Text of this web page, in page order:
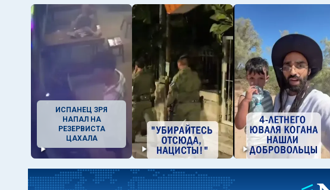
ИСПАНЕЦ ЗРЯ
НАПАЛ НА
РЕЗЕРВИСТА
ЦАХАЛА